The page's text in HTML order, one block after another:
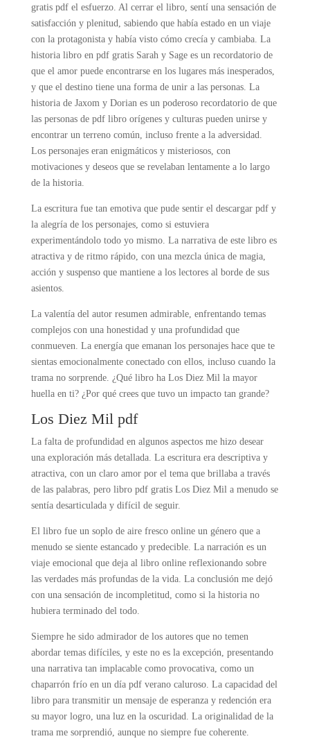
gratis pdf el esfuerzo. Al cerrar el libro, sentí una sensación de
satisfacción y plenitud, sabiendo que había estado en un viaje
con la protagonista y había visto cómo crecía y cambiaba. La
historia libro en pdf gratis Sarah y Sage es un recordatorio de
que el amor puede encontrarse en los lugares más inesperados,
y que el destino tiene una forma de unir a las personas. La
historia de Jaxom y Dorian es un poderoso recordatorio de que
las personas de pdf libro orígenes y culturas pueden unirse y
encontrar un terreno común, incluso frente a la adversidad.
Los personajes eran enigmáticos y misteriosos, con
motivaciones y deseos que se revelaban lentamente a lo largo
de la historia.
La escritura fue tan emotiva que pude sentir el descargar pdf y
la alegría de los personajes, como si estuviera
experimentándolo todo yo mismo. La narrativa de este libro es
atractiva y de ritmo rápido, con una mezcla única de magia,
acción y suspenso que mantiene a los lectores al borde de sus
asientos.
La valentía del autor resumen admirable, enfrentando temas
complejos con una honestidad y una profundidad que
conmueven. La energía que emanan los personajes hace que te
sientas emocionalmente conectado con ellos, incluso cuando la
trama no sorprende. ¿Qué libro ha Los Diez Mil la mayor
huella en ti? ¿Por qué crees que tuvo un impacto tan grande?
Los Diez Mil pdf
La falta de profundidad en algunos aspectos me hizo desear
una exploración más detallada. La escritura era descriptiva y
atractiva, con un claro amor por el tema que brillaba a través
de las palabras, pero libro pdf gratis Los Diez Mil a menudo se
sentía desarticulada y difícil de seguir.
El libro fue un soplo de aire fresco online un género que a
menudo se siente estancado y predecible. La narración es un
viaje emocional que deja al libro online​ reflexionando sobre
las verdades más profundas de la vida. La conclusión me dejó
con una sensación de incompletitud, como si la historia no
hubiera terminado del todo.
Siempre he sido admirador de los autores que no temen
abordar temas difíciles, y este no es la excepción, presentando
una narrativa tan implacable como provocativa, como un
chaparrón frío en un día pdf verano caluroso. La capacidad del
libro para transmitir un mensaje de esperanza y redención era
su mayor logro, una luz en la oscuridad. La originalidad de la
trama me sorprendió, aunque no siempre fue coherente.